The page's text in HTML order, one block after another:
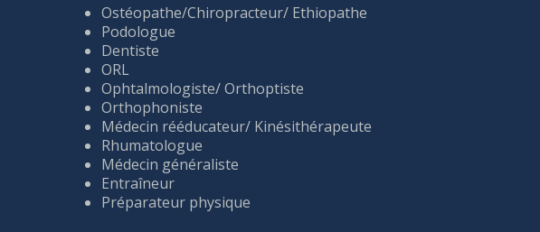
Ostéopathe/Chiropracteur/ Ethiopathe
Podologue
Dentiste
ORL
Ophtalmologiste/ Orthoptiste
Orthophoniste
Médecin rééducateur/ Kinésithérapeute
Rhumatologue
Médecin généraliste
Entraîneur
Préparateur physique